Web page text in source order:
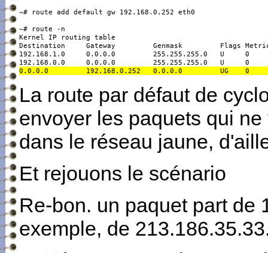
~# route add default gw 192.168.0.252 eth0
~# route -n
Kernel IP routing table
Destination     Gateway         Genmask         Flags
192.168.1.0     0.0.0.0         255.255.255.0   U     0
0.0.0.0         192.168.0.252   0.0.0.0         UG    0
La route par défaut de
envoyer les paquets qui
dans le réseau jaune,
Et rejouons le scénario
Re-bon. un paquet part de
exemple, de